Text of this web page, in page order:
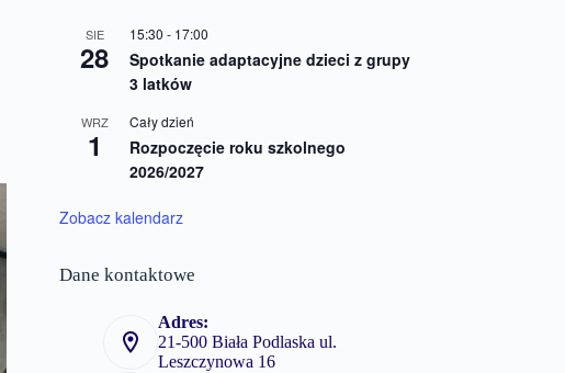
SIE
28
15:30 - 17:00
Spotkanie adaptacyjne dzieci z grupy
3 latków
WRZ
1
Cały dzień
Rozpoczęcie roku szkolnego
2026/2027
Zobacz kalendarz
Dane kontaktowe
Adres:
21-500 Biała Podlaska ul.
Leszczynowa 16